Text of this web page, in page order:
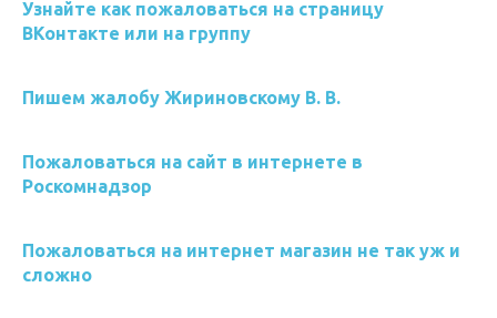
Узнайте как пожаловаться на страницу
ВКонтакте или на группу
Пишем жалобу Жириновскому В. В.
Пожаловаться на сайт в интернете в
Роскомнадзор
Пожаловаться на интернет магазин не так уж и
сложно